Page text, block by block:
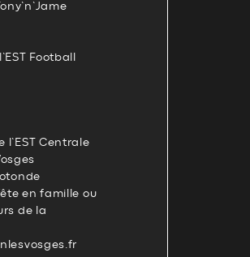
Football
Centrale
en famille ou
de la